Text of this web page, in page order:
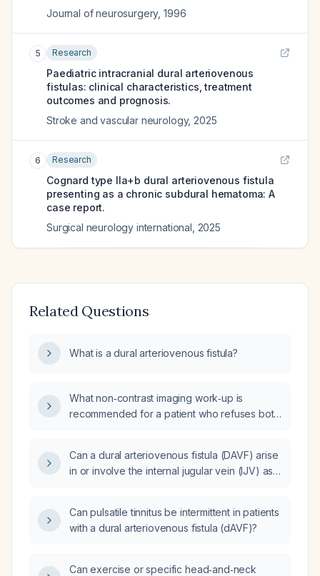
Journal of neurosurgery,1996
5 Research
Paediatric intracranial dural arteriovenous
fistulas: clinical characteristics, treatment
outcomes and prognosis.
Stroke and vascular neurology, 2025
6 Research
Cognard type IIa+b dural arteriovenous fistula
presenting as a chronic subdural hematoma: A
case report.
Surgical neurology international 2025
Related Questions
What is a dural arteriovenous fistula?
What non‑contrast imaging work‑up is
recommended for a patient who refuses both
fistula causing pulsatile tinnitus?
Can a dural arteriovenous fistula (DAVF) arise
in or involve the internal jugular vein (IJV) as
Can pulsatile tinnitus be intermittent in patients
with a dural arteriovenous fistula (dAVF)?
Can exercise or specific head‑and‑neck